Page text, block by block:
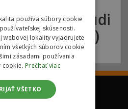
Audi
(190hp)
používa súbory cookie
skúsenosti.
webovej lokality vyjadrujete
všetkých súborov cookie
zásadami používania
cookie. Prečítať viac
VŠETKO